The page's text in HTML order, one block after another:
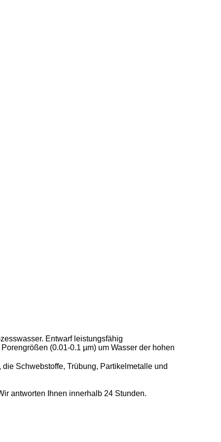
Entwarf leistungsfähig
(0.01-0.1 µm) um Wasser der hohen
Schwebstoffe, Trübung, Partikelmetalle und
antworten Ihnen innerhalb 24 Stunden.